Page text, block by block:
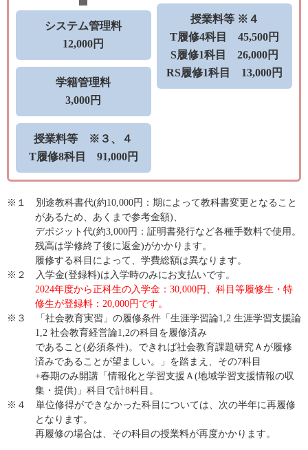
システム管理料
12,000円
学籍管理料
3,000円
授業料等 ※３、４
T履修8科目 91,000円
授業料等 ※４
T履修4科目 45,500円
S履修1科目 26,000円
RS履修1科目 13,000円
※１ 別途教科書代(約10,000円：期によって教科書変更となること
があるため、あくまで参考金額)、
デポジット代(約3,000円：証明書発行など各種手数料で使用。
残高は学修終了後に返金)がかかります。
履修する科目によって、学費総額は異なります。
※２ 入学金(登録料)は入学時のみにお支払いです。
2024年度から正科生の入学金：30,000円、科目等履修生・特
修生が登録料：20,000円です。
※３ 「社会教育実習」の履修条件「生涯学習論1,2 生涯学習支援論
1,2 社会教育経営論1,2の科目を履修済み
であること(必須条件)。できれば社会教育課題研究Ａが履修
済みであることが望ましい。」を踏まえ、その7科目
+春期のみ開講「情報化と学習支援Ａ(地域学習支援情報の収
集・提供)」科目で計8科目。
※４ 単位修得ができなかった科目については、次の半年に再履修
となります。
再履修の場合は、その科目の授業料が再度かかります。